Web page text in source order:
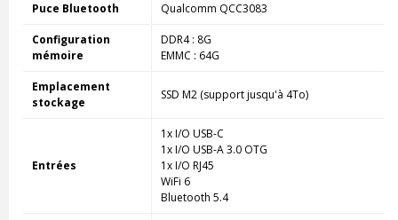
Puce Bluetooth Qualcomm QCC3083
Configuration
mémoire
DDR4 : 8G
EMMC : 64G
Emplacement
stockage
SSD M2 (support jusqu'à 4To)
Entrées
1x I/O USB-C
1x I/O USB-A 3.0 OTG
1x I/O RJ45
WiFi 6
Bluetooth 5.4